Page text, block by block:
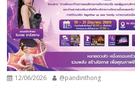
12/06/2026 @pandinthong